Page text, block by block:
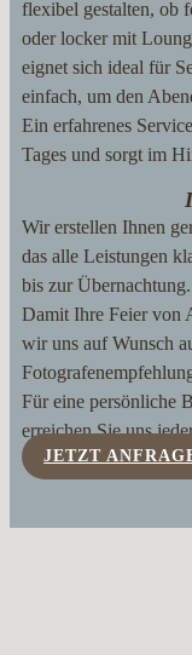
flexibel gestalten, ob
oder locker mit
eignet sich ideal für
einfach, um den
Ein erfahrenes
Tages und sorgt im
Wir erstellen Ihnen
das alle Leistungen
bis zur Übernachtung.
Damit Ihre Feier von
wir uns auf Wunsch
Für eine persönliche
erreichen Sie uns
JETZT